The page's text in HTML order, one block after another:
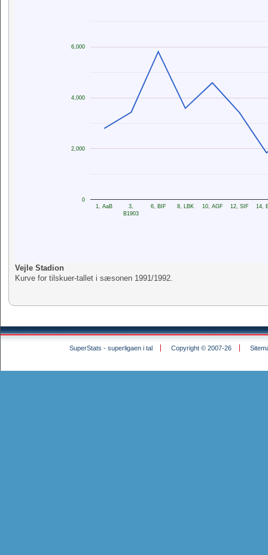
1, AaB
3,
B1903
6, BIF 8, LBK 10, AGF 12, SIF 14,
0
2,000
4,000
6,000
Vejle Stadion
Kurve for tilskuer-tallet i sæsonen 1991/1992.
SuperStats - superligaen i tal Copyright © 2007-26